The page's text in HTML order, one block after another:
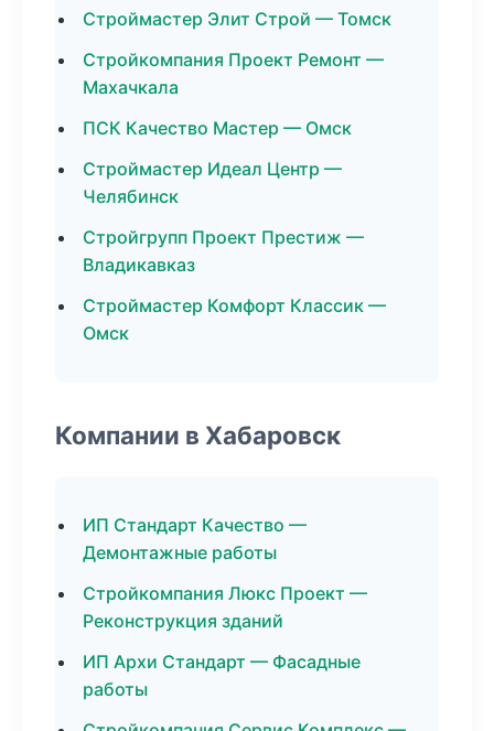
Строймастер Элит Строй — Томск
Стройкомпания Проект Ремонт —
Махачкала
ПСК Качество Мастер — Омск
Строймастер Идеал Центр —
Челябинск
Стройгрупп Проект Престиж —
Владикавказ
Строймастер Комфорт Классик —
Омск
Компании в Хабаровск
ИП Стандарт Качество —
Демонтажные работы
Стройкомпания Люкс Проект —
Реконструкция зданий
ИП Архи Стандарт — Фасадные
работы